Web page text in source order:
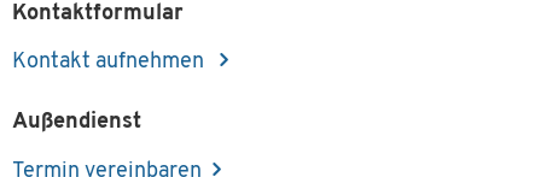
Kontaktformular
Kontakt aufnehmen
Außendienst
Termin vereinbaren